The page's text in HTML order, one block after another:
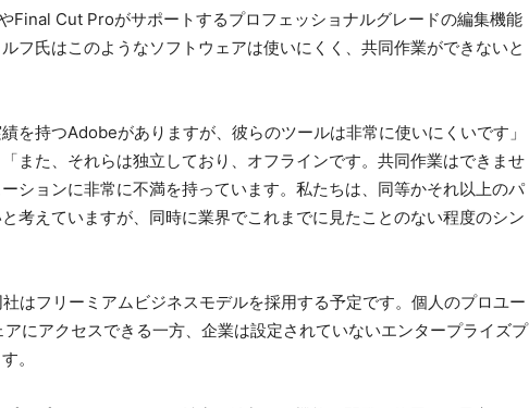
Cut Proがサポートするプロフェッショナルグレードの編集機能
フ氏はこのようなソフトウェアは使いにくく、共同作業ができないと
を持つAdobeがありますが、彼らのツールは非常に使いにくいです」
また、それらは独立しており、オフラインです。共同作業はできませ
ションに非常に不満を持っています。私たちは、同等かそれ以上のパ
考えていますが、同時に業界でこれまでに見たことのない程度のシン
はフリーミアムビジネスモデルを採用する予定です。個人のプロユー
にアクセスできる一方、企業は設定されていないエンタープライズプ
。